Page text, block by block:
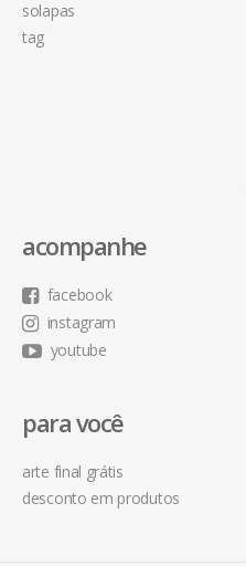
solapas
tag
acompanhe
facebook
instagram
youtube
para você
arte final grátis
desconto em produtos